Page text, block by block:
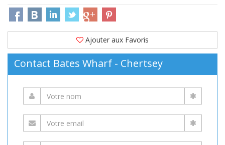
Ajouter aux Favoris
Contact Bates Wharf - Chertsey